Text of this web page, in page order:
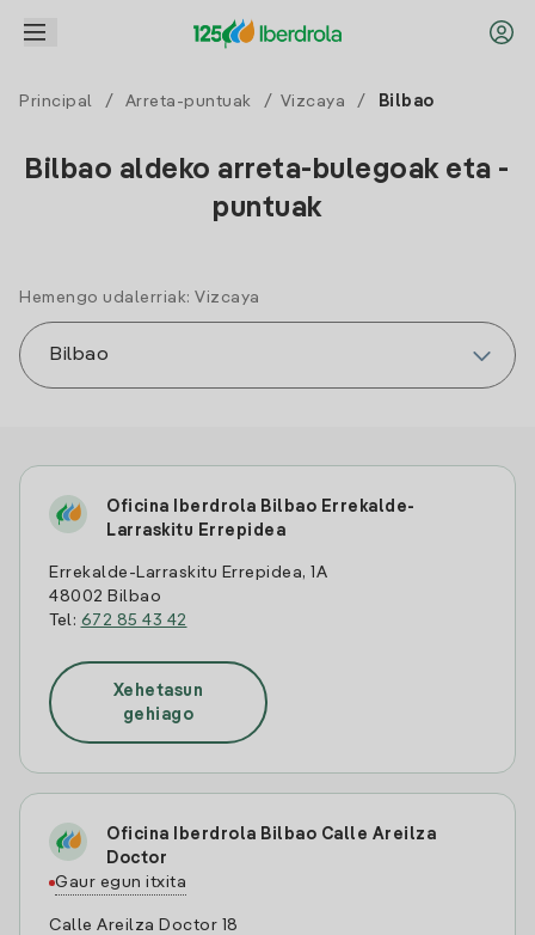
Principal / Arreta-puntuak / Vizcaya / Bilbao
Bilbao aldeko arreta-bulegoak eta -
puntuak
Hemengo udalerriak: Vizcaya
Oficina Iberdrola Bilbao Errekalde-
Larraskitu Errepidea
Errekalde-Larraskitu Errepidea, 1A
48002 Bilbao
Tel: 672 85 43 42
Xehetasun
gehiago
Oficina Iberdrola Bilbao Calle Areilza
Doctor
Gaur egun itxita
Calle Areilza Doctor 18